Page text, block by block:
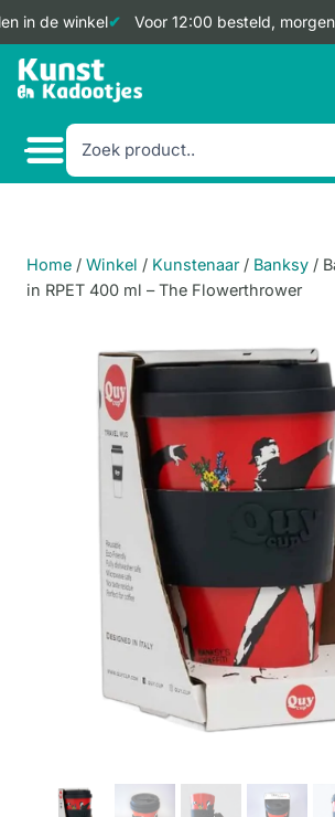
in de winkel Voor 12:00 besteld, morgen
Doorgaan
naar
Home / Winkel / Kunstenaar / Banksy /
in RPET 400 ml – The Flowerthrower